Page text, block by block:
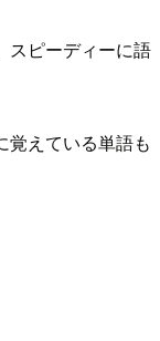
スピーディーに語
覚えている単語も